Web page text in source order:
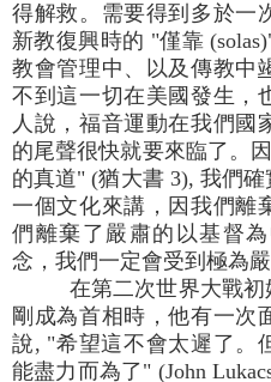
得解救。需要得到多於一
新教復興時的 "僅靠
教會管理中、以及傳教中
不到這一切在美國發生，
人說，福音運動在我們國
的尾聲很快就要來臨了。
的真道" (猶大書 3), 我們
一個文化來講，因我們離
們離棄了嚴肅的以基督
念，我們一定會受到極為嚴
在第二次世界大戰
剛成為首相時，他有一次
說, "希望這不會太遲了。
能盡力而為了" (John